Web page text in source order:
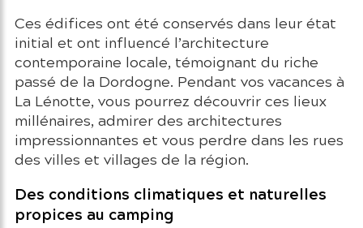
Ces édifices ont été conservés dans leur état
initial et ont influencé l’architecture
contemporaine locale, témoignant du riche
passé de la Dordogne. Pendant vos vacances à
La Lénotte, vous pourrez découvrir ces lieux
millénaires, admirer des architectures
impressionnantes et vous perdre dans les rues
des villes et villages de la région.
Des conditions climatiques et naturelles
propices au camping